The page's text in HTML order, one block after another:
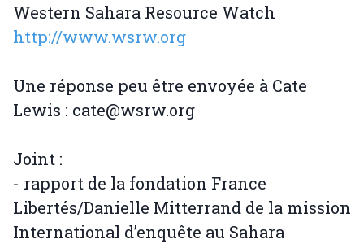
Western Sahara Resource Watch
http://www.wsrw.org
Une réponse peu être envoyée à Cate
Lewis : cate@wsrw.org
Joint :
- rapport de la fondation France
Libertés/Danielle Mitterrand de la mission
International d’enquête au Sahara